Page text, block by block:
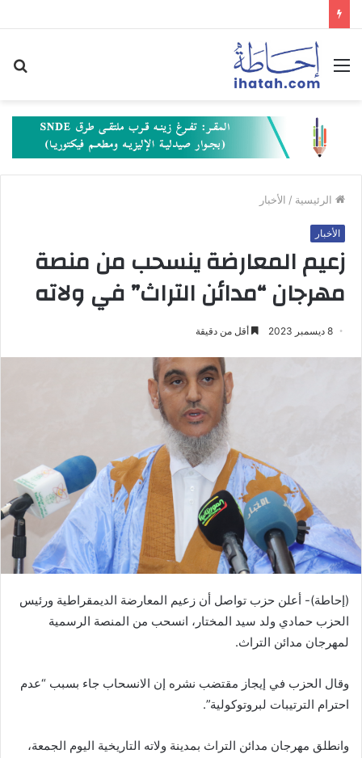
القائمة
الرئيسية / الأخبار
الأخبار
زعيم المعارضة ينسحب من منصة
مهرجان “مدائن التراث” في ولاته
8 ديسمبر 2023 أقل من دقيقة
(إحاطة)- أعلن حزب تواصل أن زعيم المعارضة الديمقراطية ورئيس
الحزب حمادي ولد سيد المختار، انسحب من المنصة الرسمية
لمهرجان مدائن التراث.
وقال الحزب في إيجاز مقتضب نشره إن الانسحاب جاء بسبب “عدم
احترام الترتيبات لبروتوكولية”.
وانطلق مهرجان مدائن التراث بمدينة ولاته التاريخية اليوم الجمعة،